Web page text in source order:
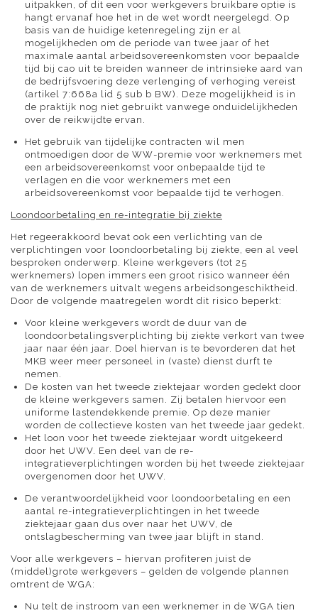
uitpakken, of dit een voor werkgevers bruikbare optie is
hangt ervanaf hoe het in de wet wordt neergelegd. Op
basis van de huidige ketenregeling zijn er al
mogelijkheden om de periode van twee jaar of het
maximale aantal arbeidsovereenkomsten voor bepaalde
tijd bij cao uit te breiden wanneer de intrinsieke aard van
de bedrijfsvoering deze verlenging of verhoging vereist
(artikel 7:668a lid 5 sub b BW). Deze mogelijkheid is in
de praktijk nog niet gebruikt vanwege onduidelijkheden
over de reikwijdte ervan.
Het gebruik van tijdelijke contracten wil men
ontmoedigen door de WW-premie voor werknemers met
een arbeidsovereenkomst voor onbepaalde tijd te
verlagen en die voor werknemers met een
arbeidsovereenkomst voor bepaalde tijd te verhogen.
Loondoorbetaling en re-integratie bij ziekte
Het regeerakkoord bevat ook een verlichting van de
verplichtingen voor loondoorbetaling bij ziekte, een al veel
besproken onderwerp. Kleine werkgevers (tot 25
werknemers) lopen immers een groot risico wanneer één
van de werknemers uitvalt wegens arbeidsongeschiktheid.
Door de volgende maatregelen wordt dit risico beperkt:
Voor kleine werkgevers wordt de duur van de
loondoorbetalingsverplichting bij ziekte verkort van twee
jaar naar één jaar. Doel hiervan is te bevorderen dat het
MKB weer meer personeel in (vaste) dienst durft te
nemen.
De kosten van het tweede ziektejaar worden gedekt door
de kleine werkgevers samen. Zij betalen hiervoor een
uniforme lastendekkende premie. Op deze manier
worden de collectieve kosten van het tweede jaar gedekt.
Het loon voor het tweede ziektejaar wordt uitgekeerd
door het UWV. Een deel van de re-
integratieverplichtingen worden bij het tweede ziektejaar
overgenomen door het UWV.
De verantwoordelijkheid voor loondoorbetaling en een
aantal re-integratieverplichtingen in het tweede
ziektejaar gaan dus over naar het UWV, de
ontslagbescherming van twee jaar blijft in stand.
Voor alle werkgevers – hiervan profiteren juist de
(middel)grote werkgevers – gelden de volgende plannen
omtrent de WGA:
Nu telt de instroom van een werknemer in de WGA tien